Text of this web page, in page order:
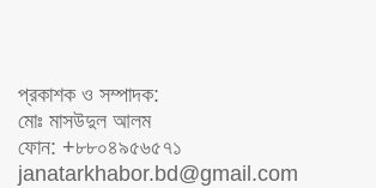
প্রকাশক ও সম্পাদক:
মোঃ মাসউদুল আলম
ফোন: +৮৮০৪৯৫৬৫৭১
janatarkhabor.bd@gmail.com